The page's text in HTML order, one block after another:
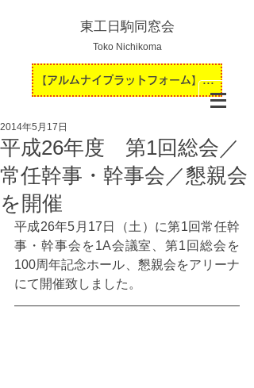
東工日駒同窓会
Toko Nichikoma
【アルムナイプラットフォーム】運用開始のお知らせ
平成26年度 第1回総会／
常任幹事・幹事会／懇親会
を開催
2014年5月17日
平成26年5月17日（土）に第1回常任幹
事・幹事会を1A会議室、第1回総会を
100周年記念ホール、懇親会をアリーナ
にて開催致しました。